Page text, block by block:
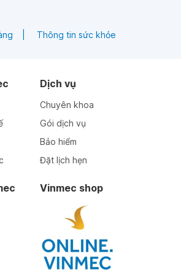
Thông tin sức khỏe
Dịch vụ
Chuyên khoa
Gói dịch vụ
Bảo hiểm
Đặt lịch hẹn
Vinmec shop